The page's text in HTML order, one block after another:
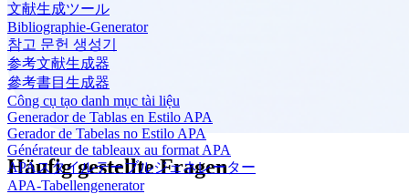
文献生成ツール
Bibliographie-Generator
참고 문헌 생성기
参考文献生成器
參考書目生成器
Công cụ tạo danh mục tài liệu
Generador de Tablas en Estilo APA
Gerador de Tabelas no Estilo APA
Générateur de tableaux au format APA
APAスタイルテーブルジェネレーター
APA-Tabellengenerator
Häufig gestellte Fragen